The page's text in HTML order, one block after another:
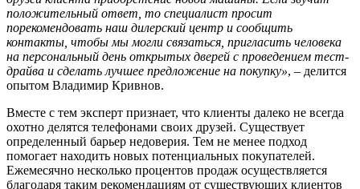
положительный ответ, то специалист просит
порекомендовать наш дилерский центр и сообщить
контакты, чтобы мы могли связаться, пригласить человека
на персональный день открытых дверей с проведением тест-
драйва и сделать лучшее предложение на покупку», – делится
опытом Владимир Кривнов.
Вместе с тем эксперт признает, что клиенты далеко не всегда
охотно делятся телефонами своих друзей. Существует
определенный барьер недоверия. Тем не менее подход
помогает находить новых потенциальных покупателей.
Ежемесячно несколько процентов продаж осуществляется
благодаря таким рекомендациям от существующих клиентов